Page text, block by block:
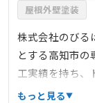
屋根外壁塗装
株式会社のびる
とする高知市
工実績を持ち、
ーションを導入
もっと見る